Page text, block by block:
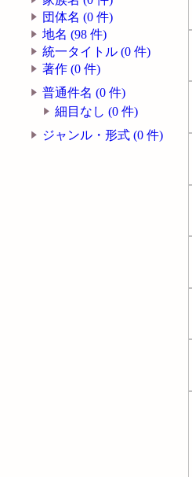
団体名 (0 件)
地名 (98 件)
統一タイトル (0 件)
著作 (0 件)
普通件名 (0 件)
細目なし (0 件)
ジャンル・形式 (0 件)